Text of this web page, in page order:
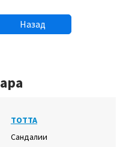
Назад
ТОТТА
Сандалии